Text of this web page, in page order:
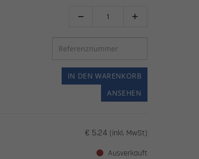
 
IN DEN WARENKORB
ANSEHEN
€ 5.24 (inkl. MwSt)
Ausverkauft